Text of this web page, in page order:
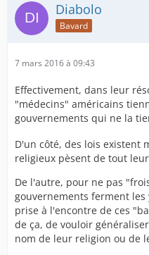
Diabolo
Bavard
7 mars 2016 à 09:43
Effectivement, dans leur
"médecins" américains
gouvernements qui ne la
D'un côté, des lois existent
religieux pèsent de tout
De l'autre, pour ne pas
gouvernements ferment
prise à l'encontre de ces
de ça, de vouloir
nom de leur religion ou de